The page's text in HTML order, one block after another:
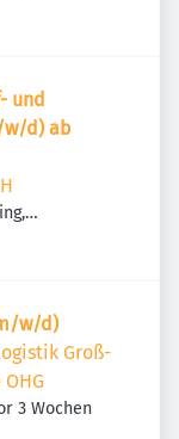
und
w/d) ab
w/d)
Groß-
3 Wochen